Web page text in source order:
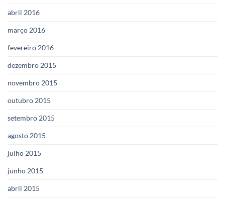
abril 2016
março 2016
fevereiro 2016
dezembro 2015
novembro 2015
outubro 2015
setembro 2015
agosto 2015
julho 2015
junho 2015
abril 2015